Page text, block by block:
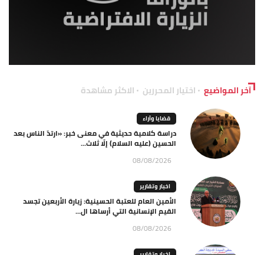
آخر المواضيع اختيار المحررين الاكثر مشاهدة
قضايا وآراء
دراسة كلامية حديثية في معنى خبر: «ارتدّ الناس بعد
الحسين (عليه السلام) إلّا ثلاث...
08/08/2026
اخبار وتقارير
الأمين العام للعتبة الحسينية: زيارة الأربعين تجسد
القيم الإنسانية التي أرساها ال...
08/08/2026